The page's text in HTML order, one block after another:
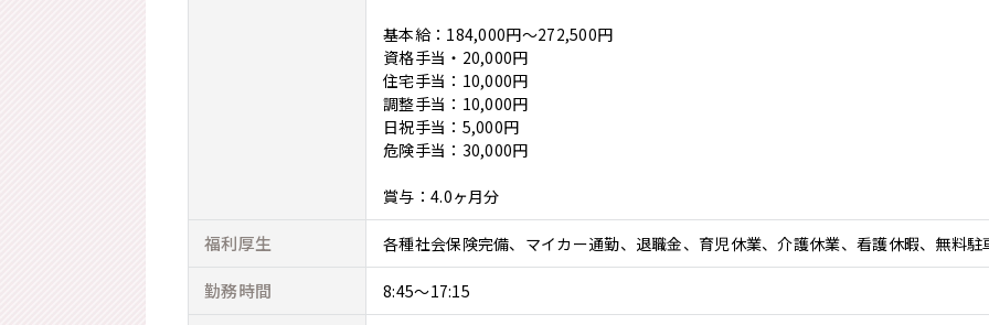
基本給：184,000円～272,500円
資格手当・20,000円
住宅手当：10,000円
調整手当：10,000円
日祝手当：5,000円
危険手当：30,000円
賞与：4.0ヶ月分
福利厚生 各種社会保険完備、マイカー通勤、退職金、育児休業、介護休業、看護休暇、無料駐
勤務時間 8:45～17:15